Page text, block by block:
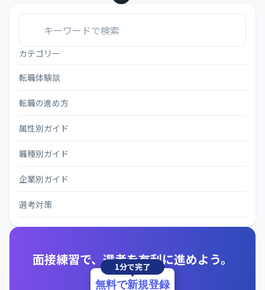
カテゴリー
転職体験談
転職の進め方
属性別ガイド
職種別ガイド
企業別ガイド
選考対策
面接練習で、選考を有利に進めよう。
1分で完了
無料で新規登録